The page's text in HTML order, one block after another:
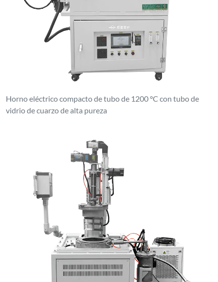
Horno eléctrico compacto de tubo de 1200 °C con tubo de
vidrio de cuarzo de alta pureza